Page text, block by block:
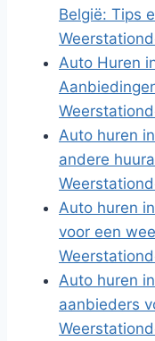
België: Tips
Auto Huren
Auto huren
andere
Auto huren
voor een
Auto huren
aanbieders